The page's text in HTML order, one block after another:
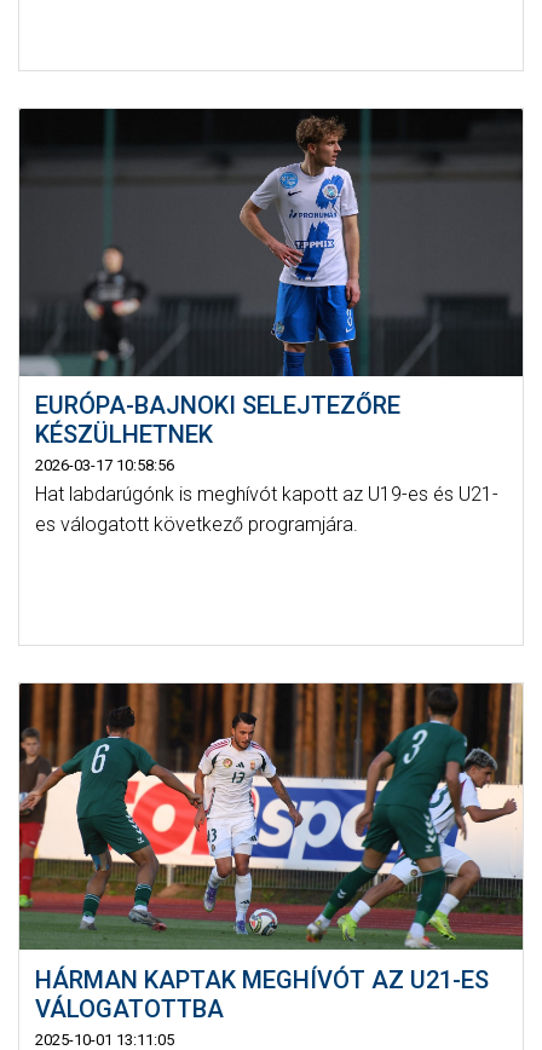
EURÓPA-BAJNOKI SELEJTEZŐRE
KÉSZÜLHETNEK
2026-03-17 10:58:56
Hat labdarúgónk is meghívót kapott az U19-es és U21-
es válogatott következő programjára.
HÁRMAN KAPTAK MEGHÍVÓT AZ U21-ES
VÁLOGATOTTBA
2025-10-01 13:11:05